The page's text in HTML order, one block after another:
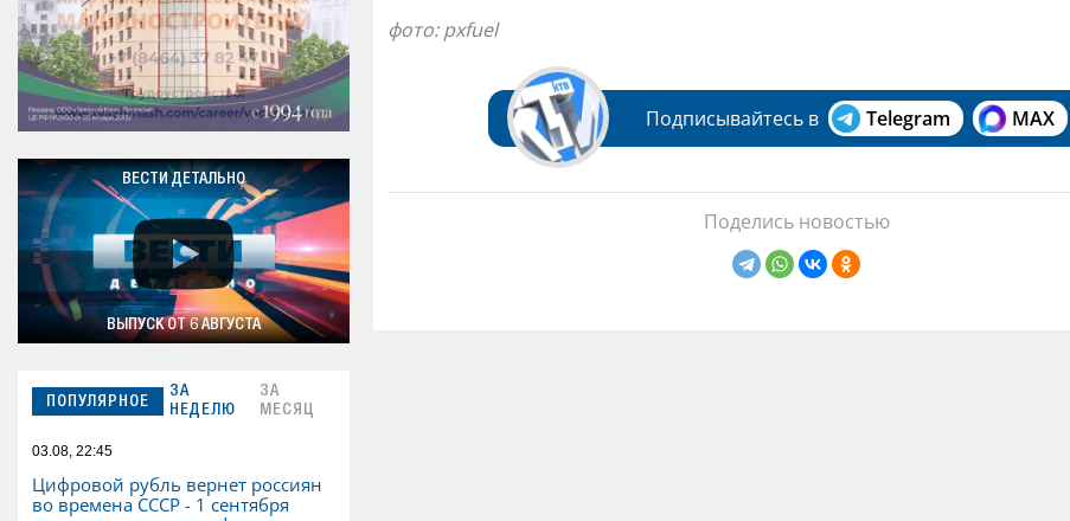
ВЕСТИ ДЕТАЛЬНО
ВЫПУСК ОТ 6 АВГУСТА
ПОПУЛЯРНОЕ
ЗА
НЕДЕЛЮ
ЗА
МЕСЯЦ
03.08, 22:45
Цифровой рубль вернет россиян
во времена СССР - 1 сентября
фото: pxfuel
Подписывайтесь в Telegram MAX
Поделись новостью